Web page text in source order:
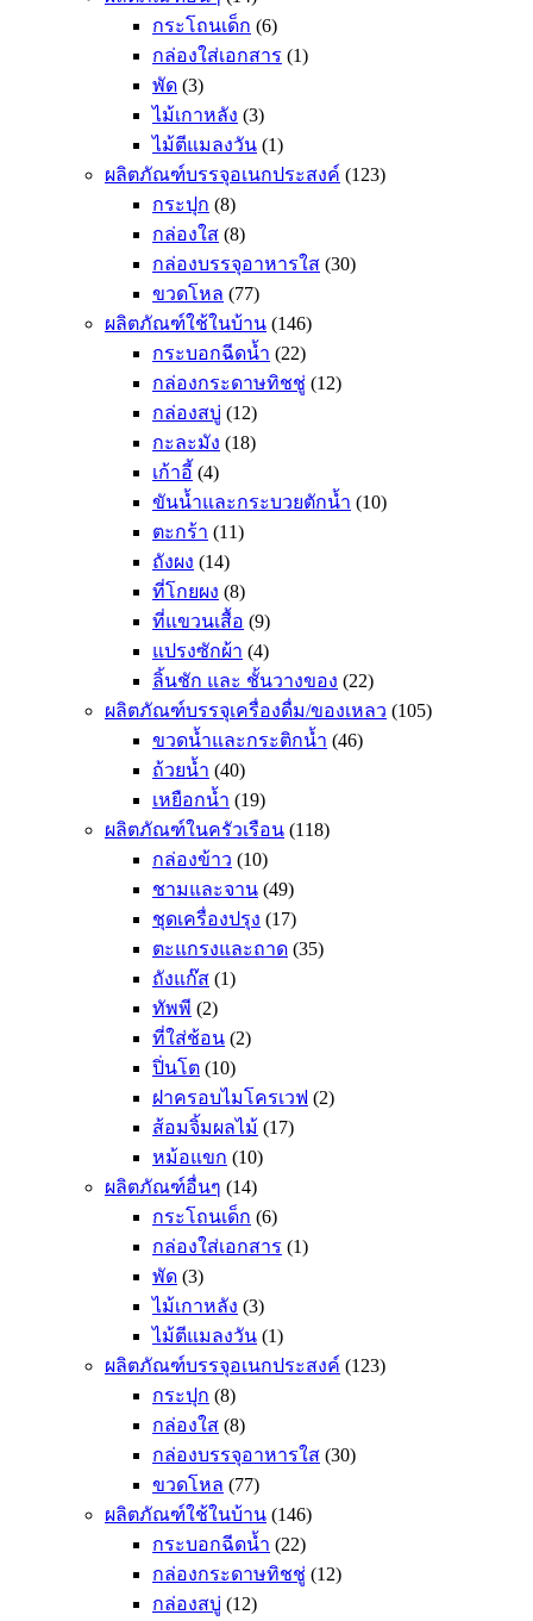
กระโถนเด็ก (6)
กล่องใส่เอกสาร (1)
พัด (3)
ไม้เกาหลัง (3)
ไม้ตีแมลงวัน (1)
ผลิตภัณฑ์บรรจุอเนกประสงค์ (123)
กระปุก (8)
กล่องใส (8)
กล่องบรรจุอาหารใส (30)
ขวดโหล (77)
ผลิตภัณฑ์ใช้ในบ้าน (146)
กระบอกฉีดน้ำ (22)
กล่องกระดาษทิชชู่ (12)
กล่องสบู่ (12)
กะละมัง (18)
เก้าอี้ (4)
ขันน้ำและกระบวยตักน้ำ (10)
ตะกร้า (11)
ถังผง (14)
ที่โกยผง (8)
ที่แขวนเสื้อ (9)
แปรงซักผ้า (4)
ลิ้นชัก และ ชั้นวางของ (22)
ผลิตภัณฑ์บรรจุเครื่องดื่ม/ของเหลว (105)
ขวดน้ำและกระติกน้ำ (46)
ถ้วยน้ำ (40)
เหยือกน้ำ (19)
ผลิตภัณฑ์ในครัวเรือน (118)
กล่องข้าว (10)
ชามและจาน (49)
ชุดเครื่องปรุง (17)
ตะแกรงและถาด (35)
ถังแก๊ส (1)
ทัพพี (2)
ที่ใส่ช้อน (2)
ปิ่นโต (10)
ฝาครอบไมโครเวฟ (2)
ส้อมจิ้มผลไม้ (17)
หม้อแขก (10)
ผลิตภัณฑ์อื่นๆ (14)
กระโถนเด็ก (6)
กล่องใส่เอกสาร (1)
พัด (3)
ไม้เกาหลัง (3)
ไม้ตีแมลงวัน (1)
ผลิตภัณฑ์บรรจุอเนกประสงค์ (123)
กระปุก (8)
กล่องใส (8)
กล่องบรรจุอาหารใส (30)
ขวดโหล (77)
ผลิตภัณฑ์ใช้ในบ้าน (146)
กระบอกฉีดน้ำ (22)
กล่องกระดาษทิชชู่ (12)
กล่องสบู่ (12)